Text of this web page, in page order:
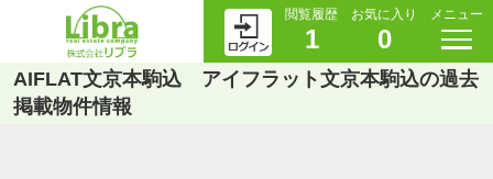
閲覧履歴
1
お気に入り
0
メニュー
AIFLAT文京本駒込 アイフラット文京本駒込の過去
掲載物件情報